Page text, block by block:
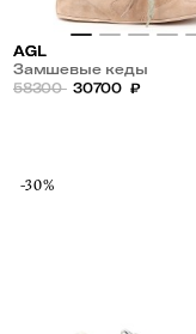
AGL
Замшевые кеды
58300 30700 ₽
-30%